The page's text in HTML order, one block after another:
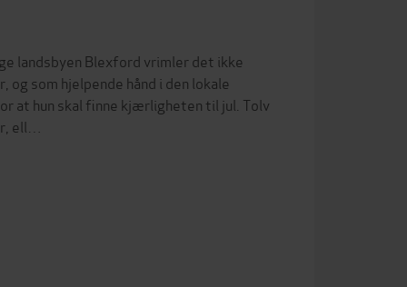
landsbyen Blexford vrimler det ikke
som hjelpende hånd i den lokale
at hun skal finne kjærligheten til jul. Tolv
ell…